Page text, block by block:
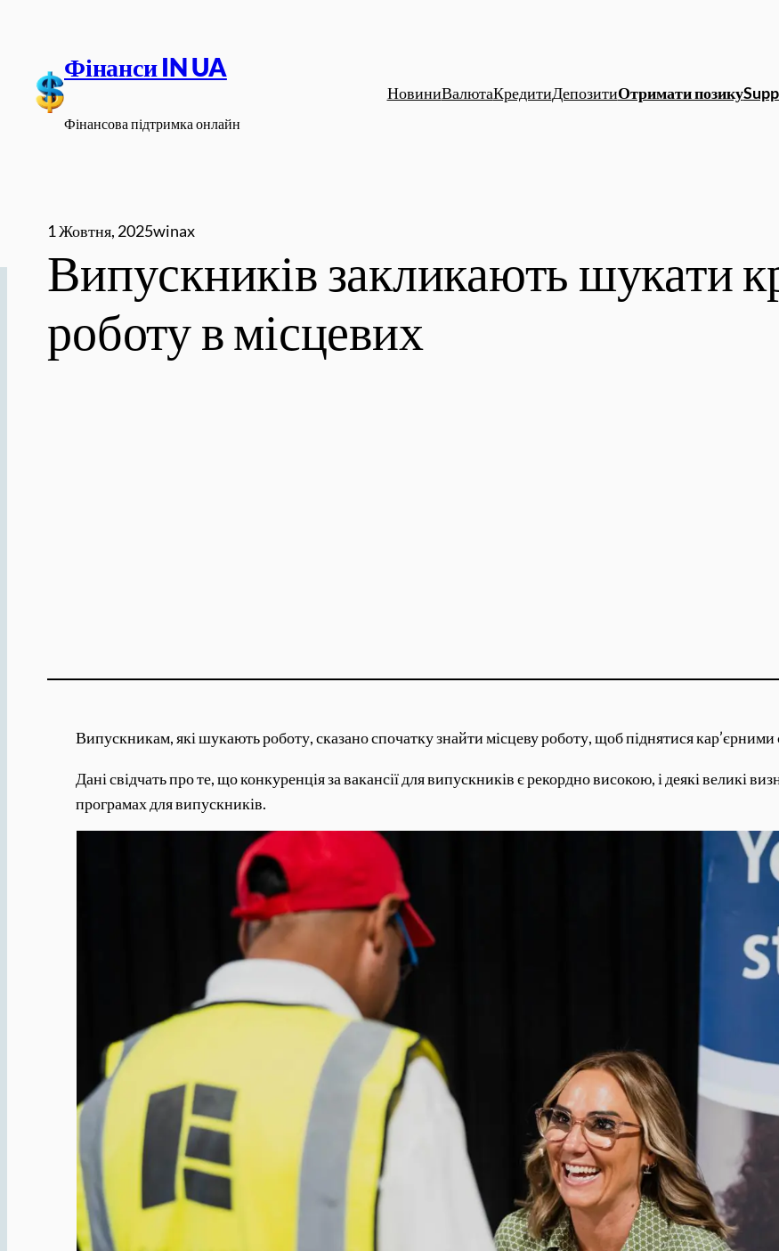
вмісту
Фінанси IN UA
Фінансова підтримка онлайн
НовиниВалютаКредитиДепозитиОтримати позику
1 Жовтня, 2025winax
Випускників закликають шукати
роботу в місцевих
Випускникам, які шукають роботу, сказано спочатку знайти місцеву роботу, щоб піднятися кар’єрними
Дані свідчать про те, що конкуренція за вакансії для випускників є рекордно високою, і деякі великі
програмах для випускників.